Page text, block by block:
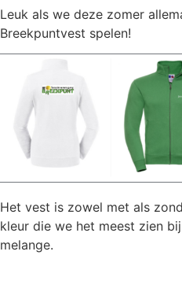
Leuk als we deze zomer
Breekpuntvest spelen!
Het vest is zowel met als
kleur die we het meest zien
melange.